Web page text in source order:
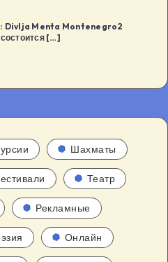
Divlja Menta Montenegro2
[…]
Шахматы
Театр
Рекламные
Онлайн